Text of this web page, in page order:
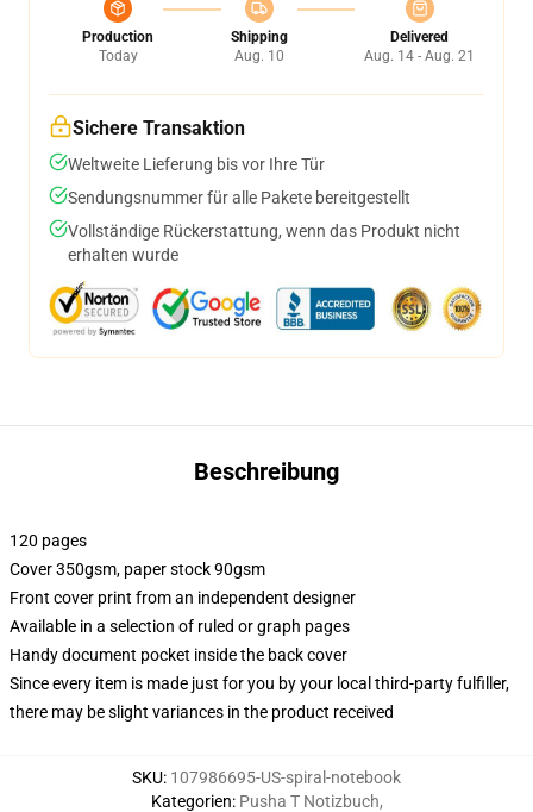
Production
Today
Shipping
Aug. 10
Delivered
Aug. 14 - Aug. 21
Sichere Transaktion
Weltweite Lieferung bis vor Ihre Tür
Sendungsnummer für alle Pakete bereitgestellt
Vollständige Rückerstattung, wenn das Produkt nicht
erhalten wurde
Beschreibung
120 pages
Cover 350gsm, paper stock 90gsm
Front cover print from an independent designer
Available in a selection of ruled or graph pages
Handy document pocket inside the back cover
Since every item is made just for you by your local third-party fulfiller,
there may be slight variances in the product received
SKU: 107986695-US-spiral-notebook
Kategorien: Pusha T Notizbuch,